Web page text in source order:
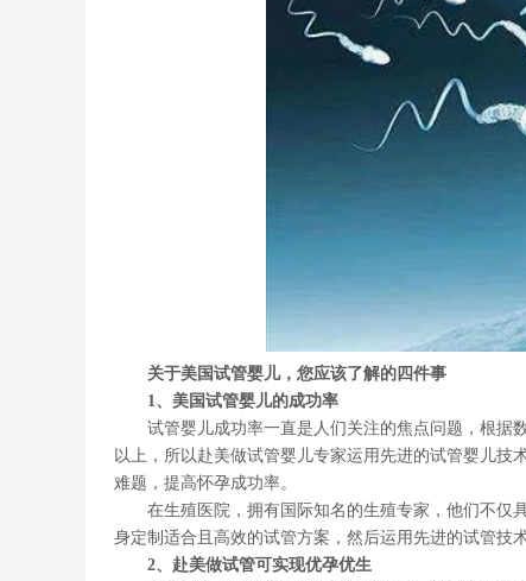
关于美国试管婴儿，您应该了解的四件事
1、美国试管婴儿的成功率
试管婴儿成功率一直是人们关注的焦点问题，根据数
以上，所以赴美做试管婴儿专家运用先进的试管婴儿
难题，提高怀孕成功率。
在生殖医院，拥有国际知名的生殖专家，他们不仅
身定制适合且高效的试管方案，然后运用先进的试管技
2、赴美做试管可实现优孕优生